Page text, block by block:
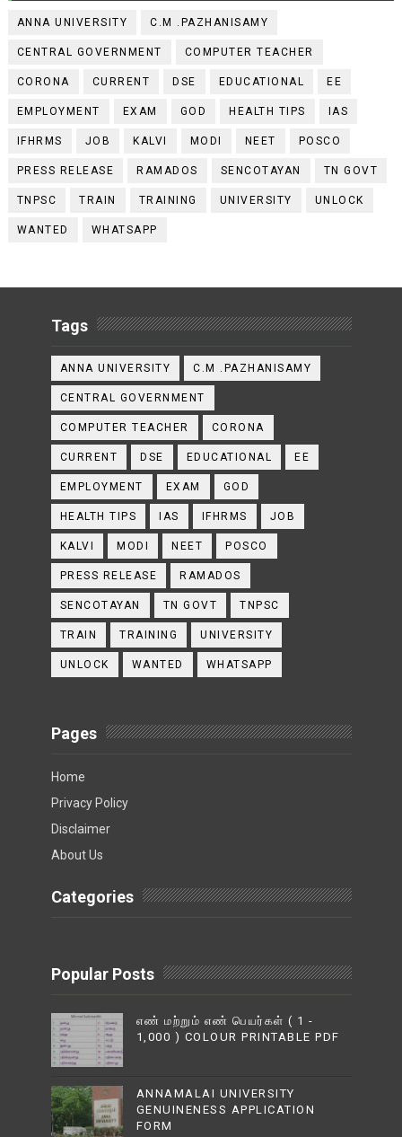
ANNA UNIVERSITY C.M .PAZHANISAMY
CENTRAL GOVERNMENT COMPUTER TEACHER
CORONA CURRENT DSE EDUCATIONAL EE
EMPLOYMENT EXAM GOD HEALTH TIPS IAS
IFHRMS JOB KALVI MODI NEET POSCO
PRESS RELEASE RAMADOS SENCOTAYAN TN GOVT
TNPSC TRAIN TRAINING UNIVERSITY UNLOCK
WANTED WHATSAPP
Tags
ANNA UNIVERSITY C.M .PAZHANISAMY
CENTRAL GOVERNMENT
COMPUTER TEACHER CORONA
CURRENT DSE EDUCATIONAL EE
EMPLOYMENT EXAM GOD
HEALTH TIPS IAS IFHRMS JOB
KALVI MODI NEET POSCO
PRESS RELEASE RAMADOS
SENCOTAYAN TN GOVT TNPSC
TRAIN TRAINING UNIVERSITY
UNLOCK WANTED WHATSAPP
Pages
Home
Privacy Policy
Disclaimer
About Us
Categories
Popular Posts
எண் மற்றும் எண் பெயர்கள் ( 1 -
1,000 ) COLOUR PRINTABLE PDF
ANNAMALAI UNIVERSITY
GENUINENESS APPLICATION
FORM